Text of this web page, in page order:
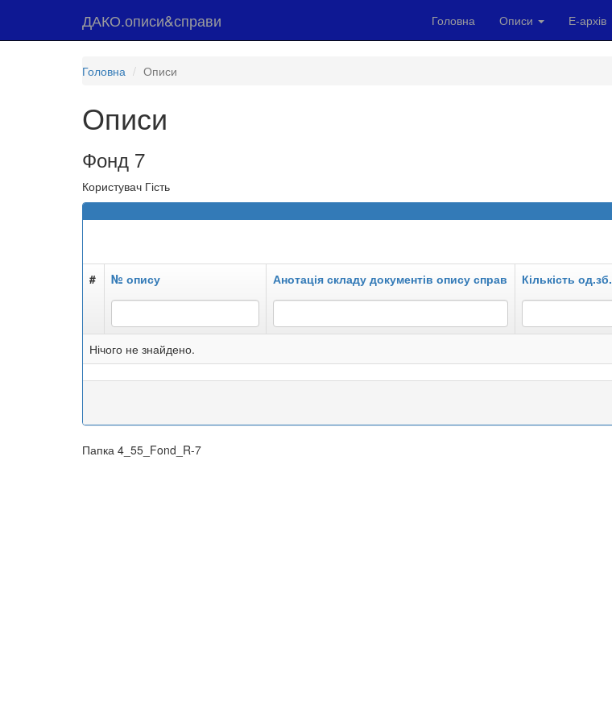
ДАКО.описи&справи Головна Описи Е-архів
Головна Описи
Описи
Фонд 7
Користувач Гість
# № опису Анотація складу документів опису справ Кількість од.зб.
Нічого не знайдено.
Папка 4_55_Fond_R-7